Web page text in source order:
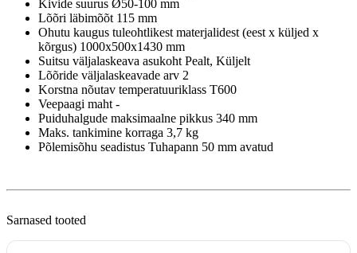
Kivide suurus Ø50-100 mm
Lõõri läbimõõt 115 mm
Ohutu kaugus tuleohtlikest materjalidest (eest x küljed x
kõrgus) 1000x500x1430 mm
Suitsu väljalaskeava asukoht Pealt, Küljelt
Lõõride väljalaskeavade arv 2
Korstna nõutav temperatuuriklass T600
Veepaagi maht -
Puiduhalgude maksimaalne pikkus 340 mm
Maks. tankimine korraga 3,7 kg
Põlemisõhu seadistus Tuhapann 50 mm avatud
Sarnased tooted